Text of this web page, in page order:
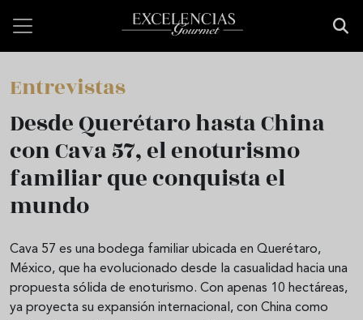
Entrevistas
Desde Querétaro hasta China
con Cava 57, el enoturismo
familiar que conquista el
mundo
Cava 57 es una bodega familiar ubicada en Querétaro,
México, que ha evolucionado desde la casualidad hacia una
propuesta sólida de enoturismo. Con apenas 10 hectáreas,
ya proyecta su expansión internacional, con China como